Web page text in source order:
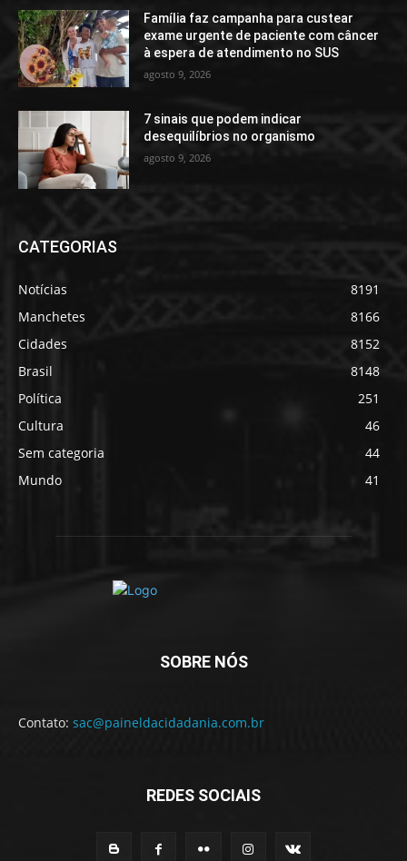
Família faz campanha para custear
exame urgente de paciente com câncer
à espera de atendimento no SUS
agosto 9, 2026
7 sinais que podem indicar
desequilíbrios no organismo
agosto 9, 2026
CATEGORIAS
Notícias
8191
Manchetes
8166
Cidades
8152
Brasil
8148
Política
251
Cultura
46
Sem categoria
44
Mundo
41
SOBRE NÓS
Contato: sac@paineldacidadania.com.br
REDES SOCIAIS